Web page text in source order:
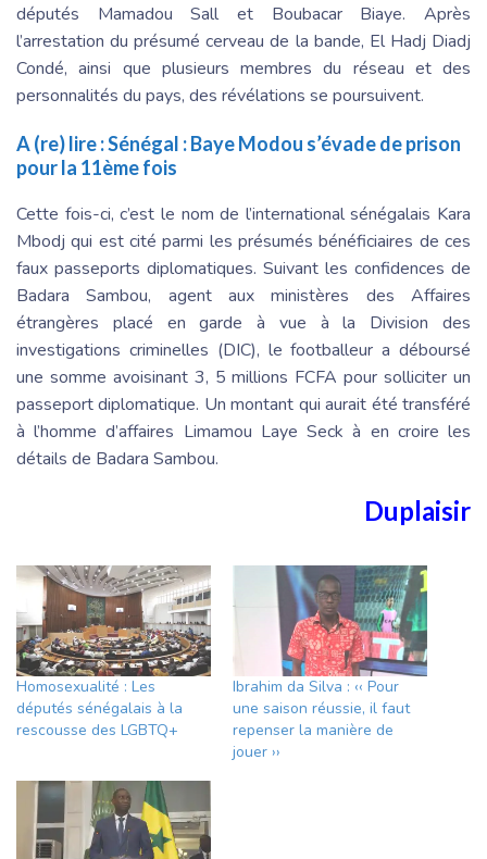
députés Mamadou Sall et Boubacar Biaye. Après
l’arrestation du présumé cerveau de la bande, El Hadj Diadj
Condé, ainsi que plusieurs membres du réseau et des
personnalités du pays, des révélations se poursuivent.
A (re) lire :Sénégal : Baye Modou s’évade de prison
pour la 11ème fois
Cette fois-ci, c’est le nom de l’international sénégalais Kara
Mbodj qui est cité parmi les présumés bénéficiaires de ces
faux passeports diplomatiques. Suivant les confidences de
Badara Sambou, agent aux ministères des Affaires
étrangères placé en garde à vue à la Division des
investigations criminelles (DIC), le footballeur a déboursé
une somme avoisinant 3, 5 millions FCFA pour solliciter un
passeport diplomatique. Un montant qui aurait été transféré
à l’homme d’affaires Limamou Laye Seck à en croire les
détails de Badara Sambou.
Duplaisir
Homosexualité : Les
députés sénégalais à la
rescousse des LGBTQ+
Ibrahim da Silva : ‹‹ Pour
une saison réussie, il faut
repenser la manière de
jouer ››